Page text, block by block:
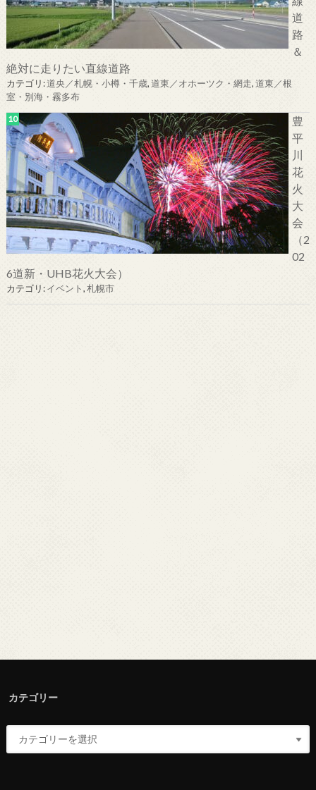
道
路
＆
絶対に走りたい直線道路
カテゴリ:道央／札幌・小樽・千歳,道東／オホーツク・網走,道東／根
室・別海・霧多布
豊
平
川
花
火
大
会
（2
02
6道新・UHB花火大会）
カテゴリ:イベント,札幌市
カテゴリー